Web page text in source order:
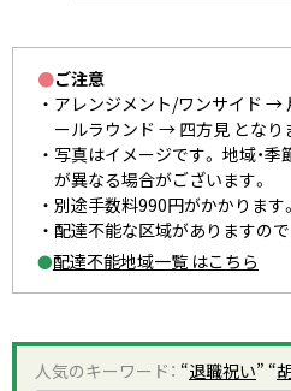
●ご注意
アレンジメント/ワンサイド →
ールラウンド → 四方見 となり
写真はイメージです。 地域・季
が異なる場合がございます。
別途手数料990円がかかります。
配達不能な区域がありますので
●配達不能地域一覧 はこちら
人気のキーワード： “退職祝い” “